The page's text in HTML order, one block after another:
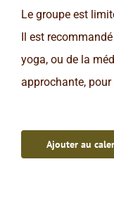
Le groupe est
Il est
yoga, ou de la
approchante,
Ajouter au